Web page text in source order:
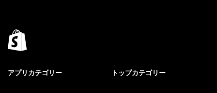
アプリカテゴリー トップカテゴリー